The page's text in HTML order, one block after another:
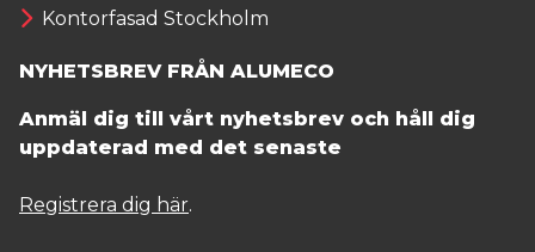
Kontorfasad Stockholm
NYHETSBREV FRÅN ALUMECO
Anmäl dig till vårt nyhetsbrev och håll dig
uppdaterad med det senaste
Registrera dig här.